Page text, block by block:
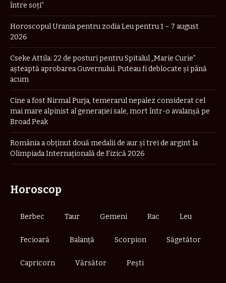
între soți”
Horoscopul Urania pentru zodia Leu pentru 1 – 7 august
2026
Cseke Attila: 22 de posturi pentru Spitalul „Marie Curie”
așteaptă aprobarea Guvernului. Puteau fi deblocate și până
acum
Cine a fost Nirmal Purja, temerarul nepalez considerat cel
mai mare alpinist al generației sale, mort într-o avalanșă pe
Broad Peak
România a obţinut două medalii de aur şi trei de argint la
Olimpiada Internaţională de Fizică 2026
Horoscop
Berbec Taur Gemeni Rac Leu
Fecioară Balanță Scorpion Săgetător
Capricorn Vărsător Pești